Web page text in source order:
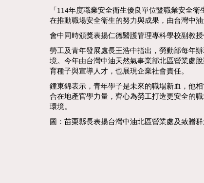
「114年度職業安全衛生優良單位暨職業安全
在推動職場安全衛生的努力與成果，由台灣中
會中同時頒獎表揚仁德醫護管理專科學校副教
勞工及青年發展處長王浩中指出，勞動部每年
境。今年由台灣中油天然氣事業部北區營業處
育種子與宣導人才，也展現企業社會責任。
鍾東錦表示，青年學子是未來的職場新血，他
合在地產官學力量，齊心為勞工打造更安全的
環境。
圖：苗栗縣長表揚台灣中油北區營業處及致贈